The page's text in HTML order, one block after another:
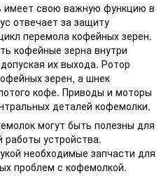
имеет свою важную функцию в
отвечает за защиту
перемола кофейных зерен.
кофейные зерна внутри
их выхода. Ротор
зерен, а шнек
кофе. Приводы и моторы
деталей кофемолки.
могут быть полезны для
работы устройства.
необходимые запчасти для
проблем с кофемолкой.